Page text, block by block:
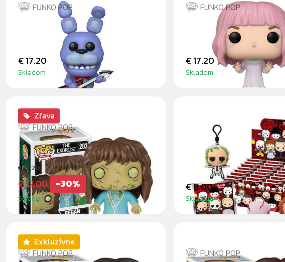
FUNKO POP
BONNIE WITH GUITAR
€ 17.20
Skladom
FUNKO POP
ENID SINCLAIR
€ 17.20
Skladom
FUNKO POP
REGAN
Zľava
€ 17.20
€ 12.00 -30%
Skladom
HORROR - 3D FOAM
BLINDBAG
€ 8.00
Skladom
FUNKO POP
Exkluzívne
FUNKO POP